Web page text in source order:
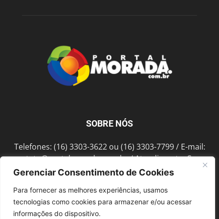
Gerenciar Consentimento de Cookies
Para fornecer as melhores experiências, usamos
tecnologias como cookies para armazenar e/ou acessar
informações do dispositivo.
SOBRE NÓS
Telefones: (16) 3303-3622 ou (16) 3303-7799 / E-mail:
contato@portalmorada.com.br/ Atendimento: Seg a
Sex das 8h às 18h / Endereço: Av. Bento de Abreu, 889